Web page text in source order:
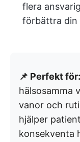
flera
förbättra din
📌 Perfekt för:
hälsosamma
vanor och
hjälper
konsekventa